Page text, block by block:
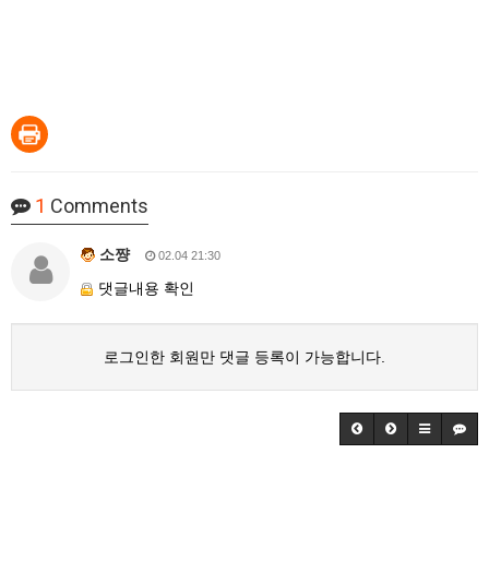
1 Comments
소쨩 02.04 21:30
댓글내용 확인
로그인한 회원만 댓글 등록이 가능합니다.